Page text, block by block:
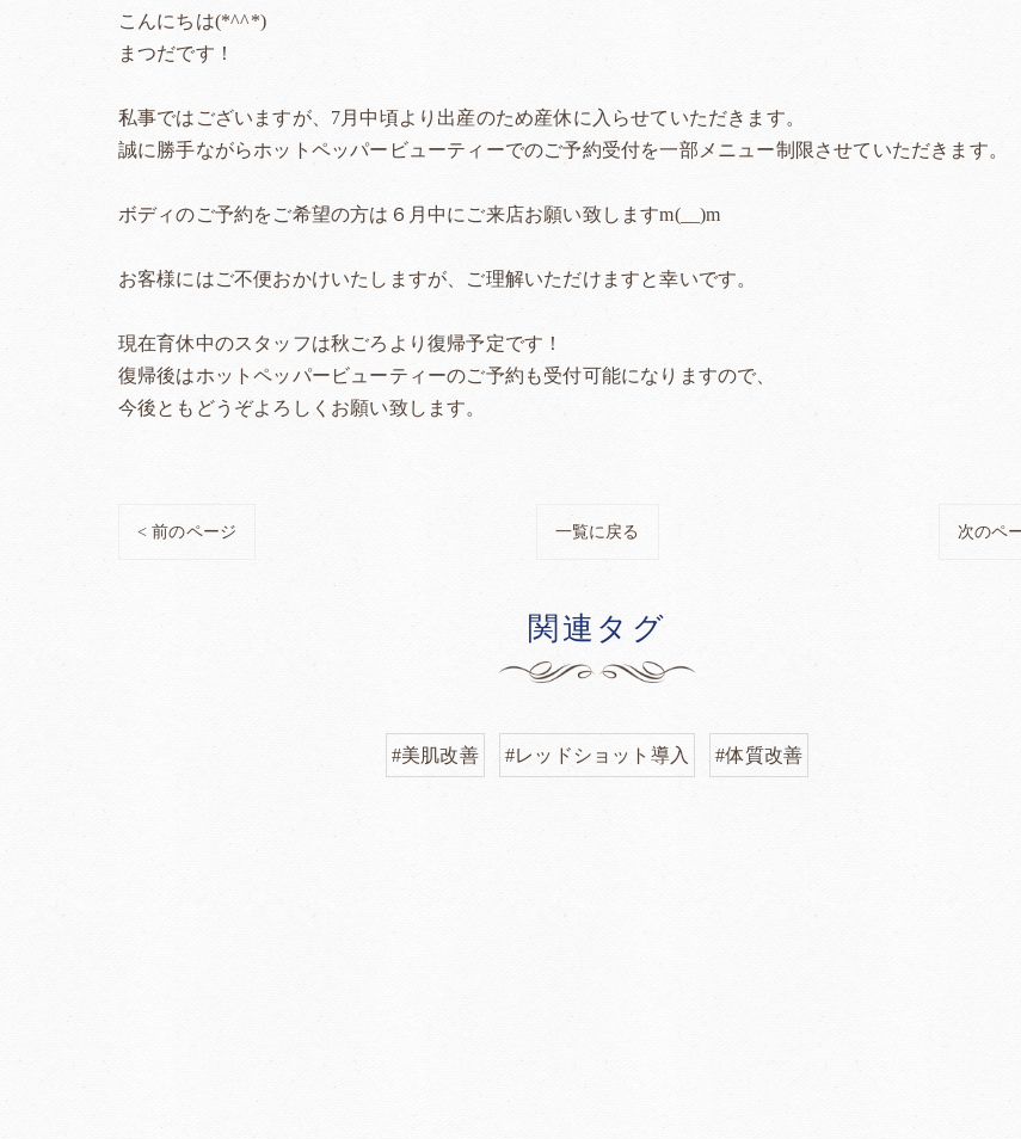
こんにちは(*^^*)
まつだです！
私事ではございますが、7月中頃より出産のため産休に入らせていただきます。
誠に勝手ながらホットペッパービューティーでのご予約受付を一部メニュー制限させていただきます。
ボディのご予約をご希望の方は６月中にご来店お願い致しますm(__)m
お客様にはご不便おかけいたしますが、ご理解いただけますと幸いです。
現在育休中のスタッフは秋ごろより復帰予定です！
復帰後はホットペッパービューティーのご予約も受付可能になりますので、
今後ともどうぞよろしくお願い致します。
< 前のページ 一覧に戻る 次のペ
関連タグ
#美肌改善 #レッドショット導入 #体質改善